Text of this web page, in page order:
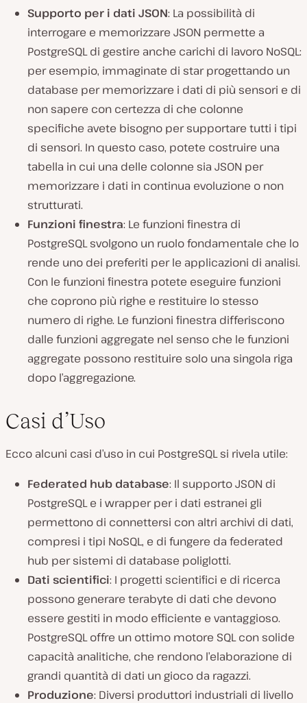
Supporto per i dati JSON: La possibilità di
interrogare e memorizzare JSON permette a
PostgreSQL di gestire anche carichi di lavoro NoSQL:
per esempio, immaginate di star progettando un
database per memorizzare i dati di più sensori e di
non sapere con certezza di che colonne
specifiche avete bisogno per supportare tutti i tipi
di sensori. In questo caso, potete costruire una
tabella in cui una delle colonne sia JSON per
memorizzare i dati in continua evoluzione o non
strutturati.
Funzioni finestra: Le funzioni finestra di
PostgreSQL svolgono un ruolo fondamentale che lo
rende uno dei preferiti per le applicazioni di analisi.
Con le funzioni finestra potete eseguire funzioni
che coprono più righe e restituire lo stesso
numero di righe. Le funzioni finestra differiscono
dalle funzioni aggregate nel senso che le funzioni
aggregate possono restituire solo una singola riga
dopo l’aggregazione.
Casi d’Uso
Ecco alcuni casi d’uso in cui PostgreSQL si rivela utile:
Federated hub database: Il supporto JSON di
PostgreSQL e i wrapper per i dati estranei gli
permettono di connettersi con altri archivi di dati,
compresi i tipi NoSQL, e di fungere da federated
hub per sistemi di database poliglotti.
Dati scientifici: I progetti scientifici e di ricerca
possono generare terabyte di dati che devono
essere gestiti in modo efficiente e vantaggioso.
PostgreSQL offre un ottimo motore SQL con solide
capacità analitiche, che rendono l’elaborazione di
grandi quantità di dati un gioco da ragazzi.
Produzione: Diversi produttori industriali di livello